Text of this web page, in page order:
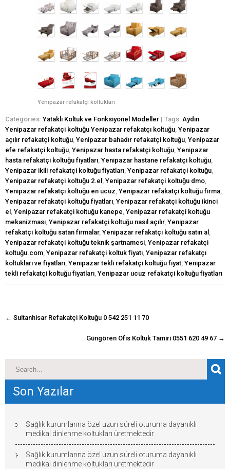
Yenipazar refakatçi koltukları
Categories: Yataklı Koltuk ve Fonksiyonel Modeller | Tags: Aydın
Yenipazar refakatçi koltuğu Yenipazar refakatçı koltuğu, Yenipazar
açılır refakatçi koltuğu, Yenipazar bahadır refakatçi koltuğu, Yenipazar
efe refakatçi koltuğu, Yenipazar hasta refakatçi koltuğu, Yenipazar
hasta refakatçi koltuğu fiyatları, Yenipazar hastane refakatçi koltuğu,
Yenipazar ikili refakatçi koltuğu fiyatları, Yenipazar refakatçi koltuğu,
Yenipazar refakatçi koltuğu 2.el , Yenipazar refakatçi koltuğu dmo,
Yenipazar refakatçi koltuğu en ucuz, Yenipazar refakatçi koltuğu firma,
Yenipazar refakatçi koltuğu fiyatları, Yenipazar refakatçi koltuğu ikinci
el , Yenipazar refakatçi koltuğu kanepe, Yenipazar refakatçi koltuğu
mekanizması, Yenipazar refakatçi koltuğu nasıl açılır, Yenipazar
refakatçi koltuğu satan firmalar, Yenipazar refakatçi koltuğu satın al ,
Yenipazar refakatçi koltuğu teknik şartnamesi, Yenipazar refakatçi
koltuğu.com, Yenipazar refakatçi koltuk fiyatı, Yenipazar refakatçı
koltukları ve fiyatları, Yenipazar tekli refakatçi koltuğu fiyat, Yenipazar
tekli refakatçi koltuğu fiyatları, Yenipazar ucuz refakatçi koltuğu fiyatları
navigasyon
← Sultanhisar Refakatçi Koltuğu 0 542 251 11 70
Güngören Ofis Koltuk Tamiri 0551 620 49 67 →
Son Yazılar
Sağlık kurumlarına özel uzun süreli oturuma dayanıklı
medikal dinlenme koltukları üretmektedir
Sağlık kurumlarına özel uzun süreli oturuma dayanıklı
medikal dinlenme koltukları üretmektedir